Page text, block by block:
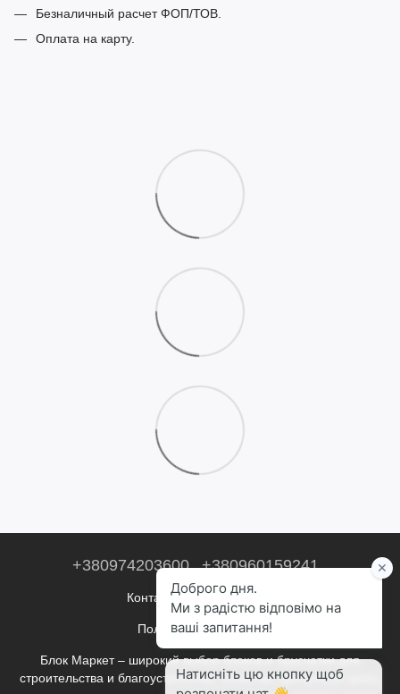
Безналичный расчет ФОП/ТОВ.
Оплата на карту.
+380974203600 +380960159241
Контактная информация
Полная версия сайта
Блок Маркет – широкий выбор блоков и брусчатки для
строительства и благоустройства. Качество, доступные цены,